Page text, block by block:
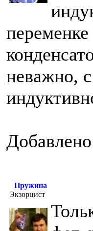
неважно,
Пружина
Экзорцист